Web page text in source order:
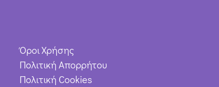
Όροι Χρήσης
Πολιτική Απορρήτου
Πολιτική Cookies